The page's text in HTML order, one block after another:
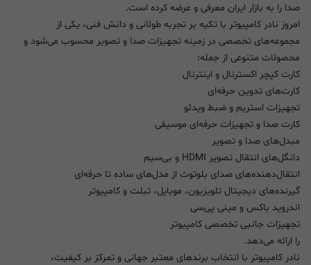
صدا را به بازار ایران معرفی و عرضه کرده است.
امروز نادر کامپیوتر با تکیه بر تجربه طولانی و دانش فنی، یکی از
مجموعه‌های تخصصی در زمینه تجهیزات صدا و تصویر محسوب می‌شود و
محصولات متنوعی از جمله:
کارت کپچر اکسترنال و اینترنال
کارت‌های تدوین حرفه‌ای
تجهیزات استریم و ضبط ویدئو
کارت صدا و تجهیزات حرفه‌ای موسیقی
مبدل‌های صدا و تصویر
دانگل‌های انتقال تصویر HDMI و بی‌سیم
انتقال‌دهنده‌های صدای بلوتوث از مدل‌های ساده تا حرفه‌ای
گیرنده‌های دیجیتال تلویزیون، موبایل، تبلت و کامپیوتر
اندروید باکس و مینی پی‌سی
تجهیزات جانبی تخصصی کامپیوتر
را ارائه می‌دهد.
نادر کامپیوتر با انتخاب برندهای معتبر جهانی و تمرکز بر کیفیت،